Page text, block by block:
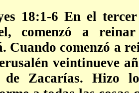
18:1-6 En el
comenzó a
Cuando comenzó a
veintinueve
Zacarías. Hizo